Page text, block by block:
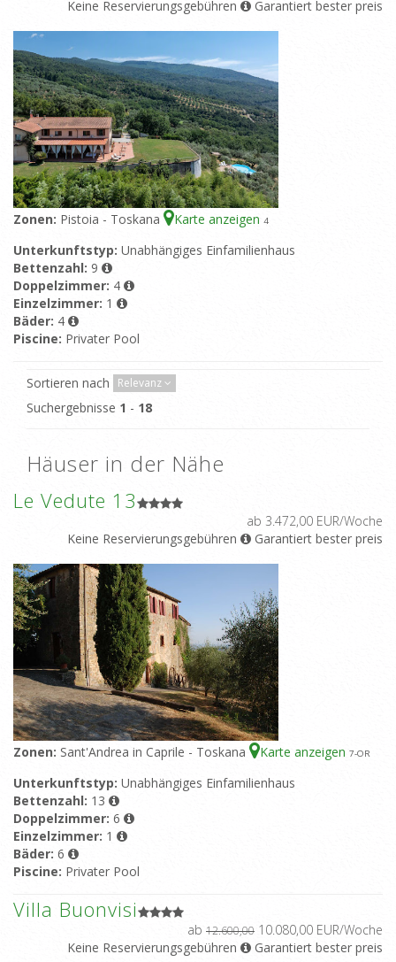
Keine Reservierungsgebühren Garantiert bester preis
Zonen: Pistoia - Toskana Karte anzeigen 4
Unterkunftstyp: Unabhängiges Einfamilienhaus
Bettenzahl: 9
Doppelzimmer: 4
Einzelzimmer: 1
Bäder: 4
Piscine: Privater Pool
Sortieren nach Relevanz
Suchergebnisse 1 - 18
Häuser in der Nähe
Le Vedute 13
ab 3.472,00 EUR/Woche
Keine Reservierungsgebühren
Garantiert bester preis
Zonen: Sant'Andrea in Caprile - Toskana Karte anzeigen 7-OR
Unterkunftstyp: Unabhängiges Einfamilienhaus
Bettenzahl: 13
Doppelzimmer: 6
Einzelzimmer: 1
Bäder: 6
Piscine: Privater Pool
Villa Buonvisi
ab 12.600,00 10.080,00 EUR/Woche
Keine Reservierungsgebühren
Garantiert bester preis